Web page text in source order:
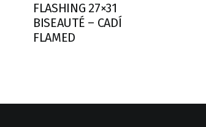
FLASHING 27×31
BISEAUTÉ – CADÍ
FLAMED